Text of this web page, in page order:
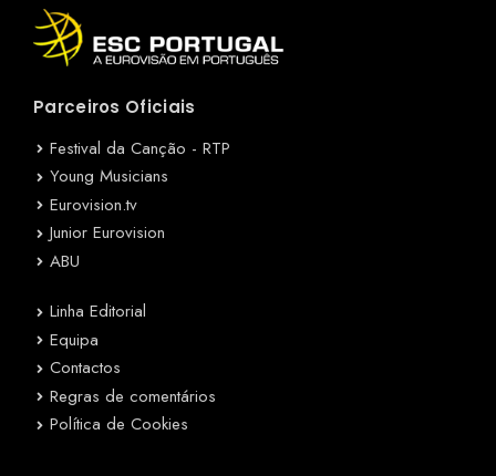
Parceiros Oficiais
Festival da Canção - RTP
Young Musicians
Eurovision.tv
Junior Eurovision
ABU
Linha Editorial
Equipa
Contactos
Regras de comentários
Política de Cookies